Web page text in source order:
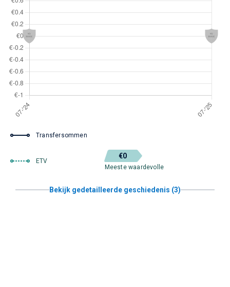
Transfersommen
ETV
€0
Meeste waardevolle
Bekijk gedetailleerde geschiedenis (3)